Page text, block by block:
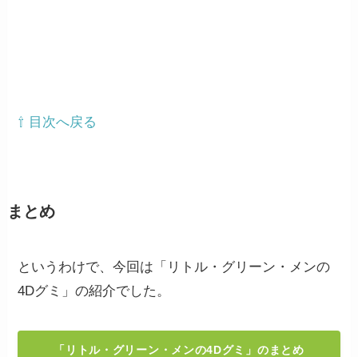
⇧ 目次へ戻る
まとめ
というわけで、今回は「リトル・グリーン・メンの
4Dグミ」の紹介でした。
「リトル・グリーン・メンの4Dグミ」のまとめ